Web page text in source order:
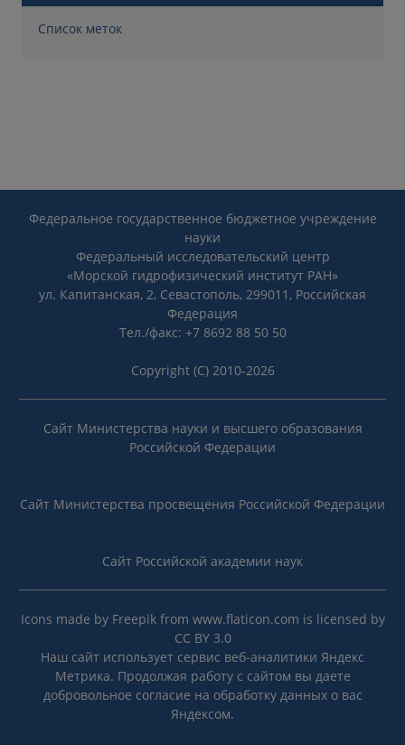
Список меток
Федеральное государственное бюджетное учреждение
науки
Федеральный исследовательский центр
«Морской гидрофизический институт РАН»
ул. Капитанская, 2, Севастополь, 299011, Российская
Федерация
Тел./факс: +7 8692 88 50 50
Copyright (C) 2010-2026
Сайт Министерства науки и высшего образования
Российской Федерации
Сайт Министерства просвещения Российской Федерации
Сайт Российской академии наук
Icons made by Freepikfrom www.flaticon.com is licensed by
CC BY 3.0
Наш сайт использует сервис веб-аналитики Яндекс
Метрика. Продолжая работу с сайтом вы даете
добровольное согласие на обработку данныхо вас
Яндексом.